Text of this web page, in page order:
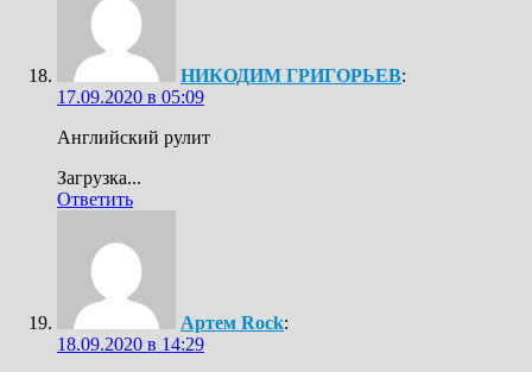
НИКОДИМ ГРИГОРЬЕВ:
17.09.2020 в 05:09
Английский рулит
Загрузка...
Ответить
Артем Rock:
18.09.2020 в 14:29